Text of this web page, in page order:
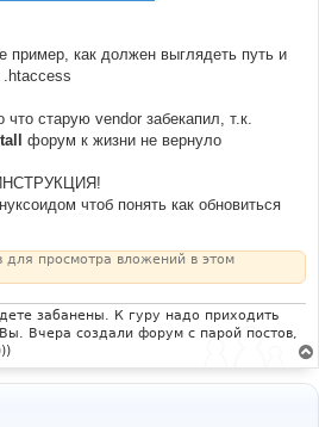
пример, как должен выглядеть путь и
старую vendor забекапил, т.к.
форум к жизни не вернуло
чтоб понять как обновиться
просмотра вложений в этом
забанены. К гуру надо приходить
Вчера создали форум с парой постов,